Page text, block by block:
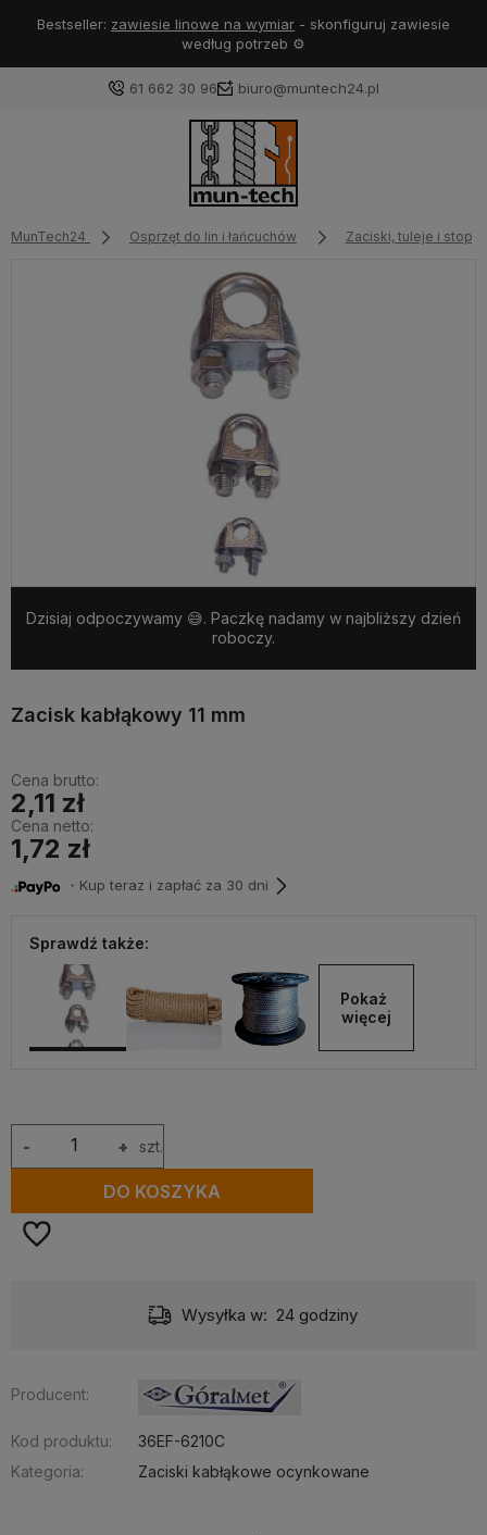
Bestseller: zawiesie linowe na wymiar - skonfiguruj zawiesie
według potrzeb ⚙️
61 662 30 96 biuro@muntech24.pl
MunTech24 Osprzęt do lin i łańcuchów Zaciski, tuleje i
Dzisiaj odpoczywamy 😅. Paczkę nadamy w najbliższy dzień
roboczy.
Zacisk kabłąkowy 11 mm
Cena brutto:
2,11 zł
Cena netto:
1,72 zł
・Kup teraz i zapłać za 30 dni
Sprawdź także:
Pokaż
więcej
+
- szt.
DO KOSZYKA
Wysyłka w: 24 godziny
Producent:
Kod produktu:
36EF-6210C
Kategoria:
Zaciski kabłąkowe ocynkowane